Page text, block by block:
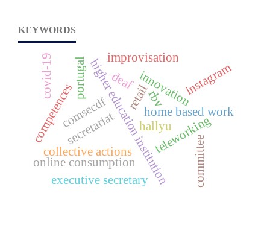
KEYWORDS
teleworking
home based work
higher education institution
secretariat
innovation
collective actions committee
comsecdf
improvisation
competences
covid-19
online consumption
retail
executive secretary
hallyu
deaf instagram
rbv
portugal